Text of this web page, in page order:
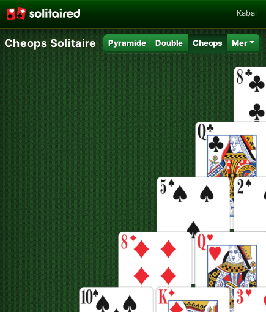
Kabal
Cheops Solitaire Pyramide Double Cheops Mer